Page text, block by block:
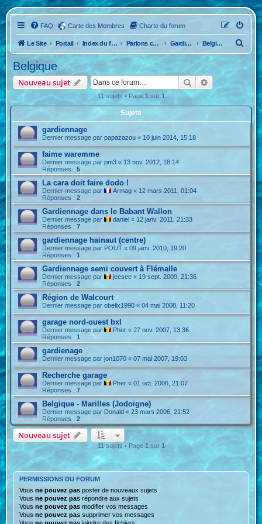
FAQ Carte des Membres Charte du forum
Le Site Portail Index du forum Parlons caravane et véhicule Gardiennage Belgique
c
Belgique
Nouveau sujet RechercherRecherche
11 sujets • Page 1 sur 1
Sujets
gardiennage
Dernier message parpapazazou « 10 juin 2014, 15:18
faime waremme
Dernier message parpm3 « 13 nov. 2012, 18:14
Réponses :5
La cara doit faire dodo !
Dernier message par Armag « 12 mars 2011, 01:04
Réponses :2
Gardiennage dans le Babant Wallon
Dernier message par daniel « 12 janv. 2011, 21:33
Réponses :7
gardiennage hainaut (centre)
Dernier message par POUT «09 janv. 2010, 19:20
Réponses :1
Gardiennage semi couvert à Flémalle
Dernier message par jeesee « 19 sept. 2009, 21:36
Réponses :2
Région de Walcourt
Dernier message parobelix1990 «04 mai 2008, 11:20
garage nord-ouest bxl
Dernier message par Pher «27 nov. 2007, 13:36
Réponses :1
gardienage
Dernier message parjon1070 «07 mai 2007, 19:03
Recherche garage
Dernier message par Pher «01 oct. 2006, 21:07
Réponses :7
Belgique - Marilles (Jodoigne)
Dernier message par Donald «23 mars 2006, 21:52
Réponses :2
Nouveau sujet
11 sujets • Page 1 sur 1
PERMISSIONS DU FORUM
Vousne pouvez pas poster de nouveaux sujets
Vousne pouvez pas répondre aux sujets
Vousne pouvez pas modifier vos messages
Vousne pouvez pas supprimer vos messages